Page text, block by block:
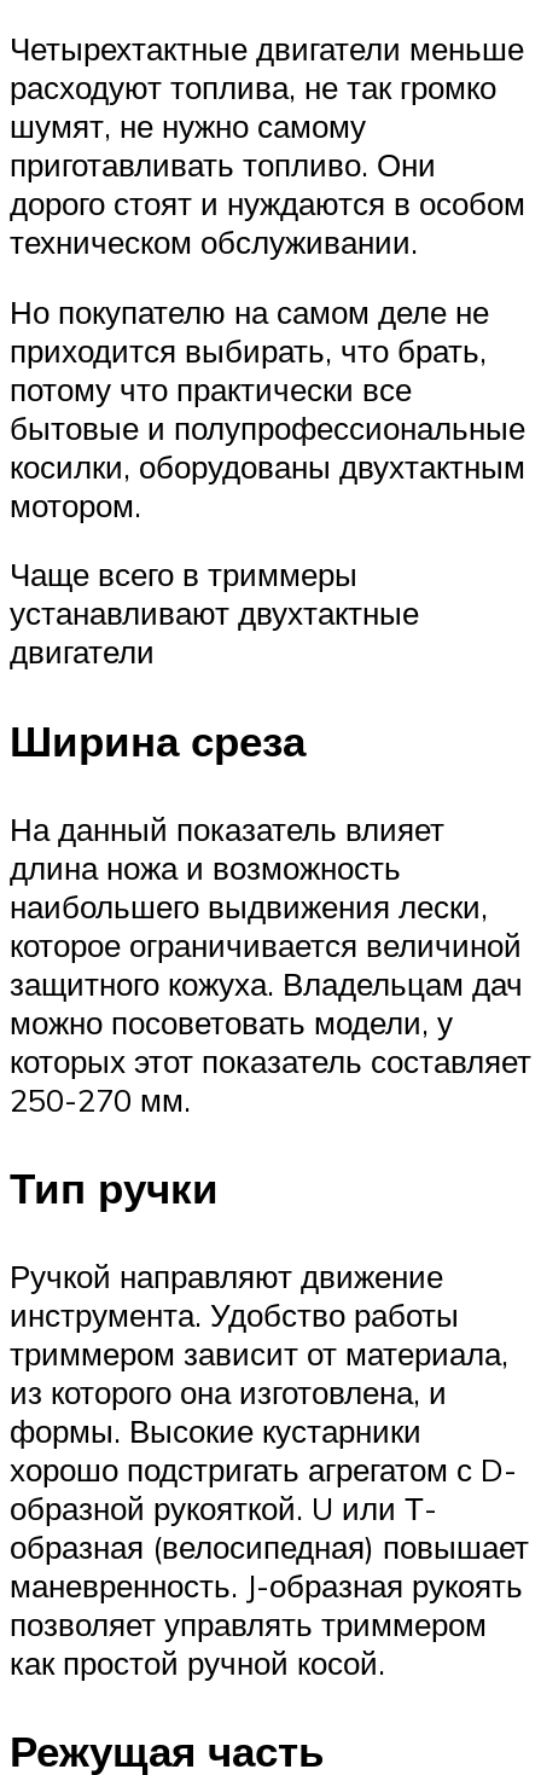
Четырехтактные двигатели меньше
расходуют топлива, не так громко
шумят, не нужно самому
приготавливать топливо. Они
дорого стоят и нуждаются в особом
техническом обслуживании.
Но покупателю на самом деле не
приходится выбирать, что брать,
потому что практически все
бытовые и полупрофессиональные
косилки, оборудованы двухтактным
мотором.
Чаще всего в триммеры
устанавливают двухтактные
двигатели
Ширина среза
На данный показатель влияет
длина ножа и возможность
наибольшего выдвижения лески,
которое ограничивается величиной
защитного кожуха. Владельцам дач
можно посоветовать модели, у
которых этот показатель составляет
250-270 мм.
Тип ручки
Ручкой направляют движение
инструмента. Удобство работы
триммером зависит от материала,
из которого она изготовлена, и
формы. Высокие кустарники
хорошо подстригать агрегатом с D-
образной рукояткой. U или Т-
образная (велосипедная) повышает
маневренность. J-образная рукоять
позволяет управлять триммером
как простой ручной косой.
Режущая часть